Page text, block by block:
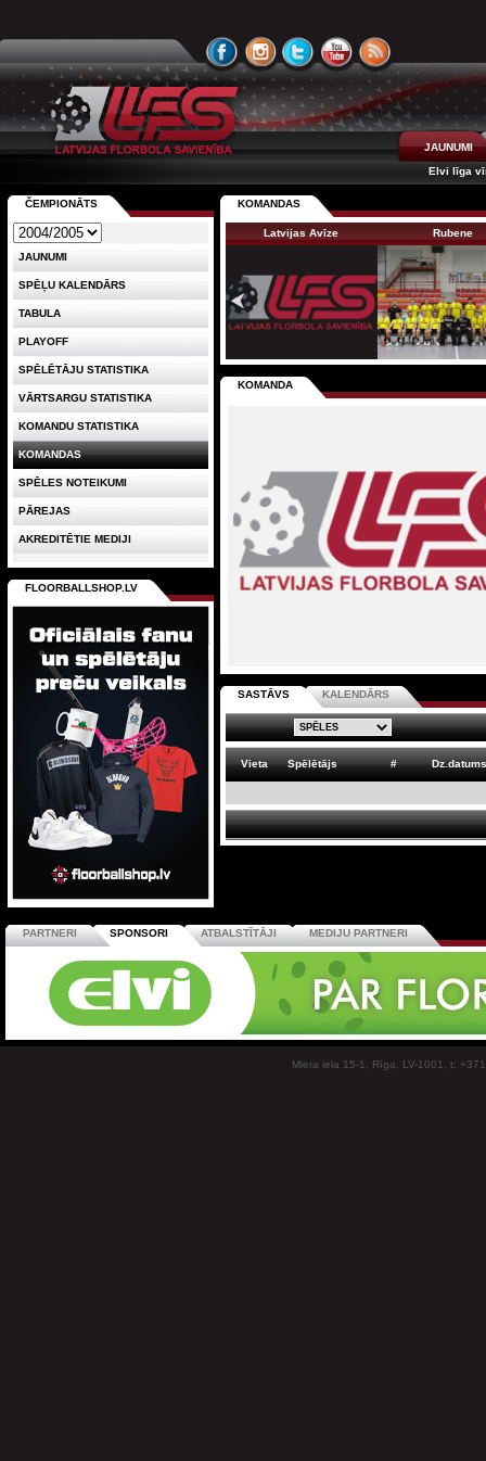
JAUNUMI
Elvi līga
KOMANDAS
Latvijas Avīze Rubene
KOMANDA
SASTĀVS KALENDĀRS
Vieta Spēlētājs # Dz.datums
ČEMPIONĀTS
JAUNUMI
SPĒĻU KALENDĀRS
TABULA
PLAYOFF
SPĒLĒTĀJU STATISTIKA
VĀRTSARGU STATISTIKA
KOMANDU STATISTIKA
KOMANDAS
SPĒLES NOTEIKUMI
PĀREJAS
AKREDITĒTIE MEDIJI
FLOORBALLSHOP.LV
PARTNERI SPONSORI ATBALSTĪTĀJI MEDIJU PARTNERI
Miera iela 15-1, Rīga, LV-1001, t: